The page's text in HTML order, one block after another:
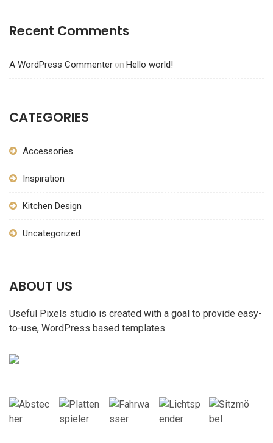
Recent Comments
A WordPress Commenter on Hello world!
CATEGORIES
Accessories
Inspiration
Kitchen Design
Uncategorized
ABOUT US
Useful Pixels studio is created with a goal to provide easy-
to-use, WordPress based templates.